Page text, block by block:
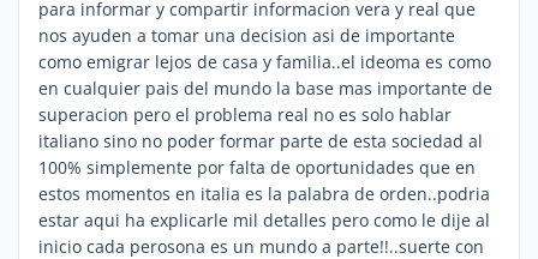
para informar y compartir informacion vera y real que
nos ayuden a tomar una decision asi de importante
como emigrar lejos de casa y familia..el ideoma es como
en cualquier pais del mundo la base mas importante de
superacion pero el problema real no es solo hablar
italiano sino no poder formar parte de esta sociedad al
100% simplemente por falta de oportunidades que en
estos momentos en italia es la palabra de orden..podria
estar aqui ha explicarle mil detalles pero como le dije al
inicio cada perosona es un mundo a parte!!..suerte con